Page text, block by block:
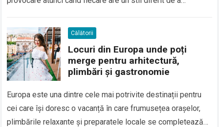
Călătorii
Locuri din Europa unde poți
merge pentru arhitectură,
plimbări și gastronomie
Europa este una dintre cele mai potrivite destinații pentru
cei care își doresc o vacanță în care frumusețea orașelor,
plimbările relaxante și preparatele locale se completează